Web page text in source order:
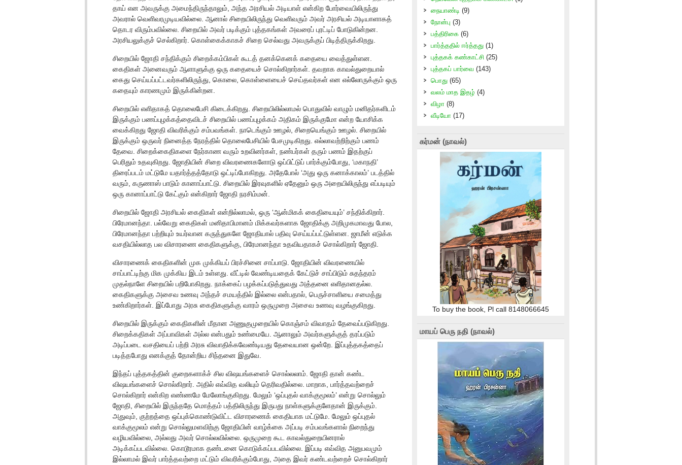
தாய் என அவருக்கு அமைந்திருந்தாலும், அந்த அரசியல் அடியாள் என்கிற போர்வையிலிருந்து
அவரால் வெளிவரமுடியவில்லை. ஆனால் சிறையிலிருந்து வெளிவரும் அவர் அரசியல் அடியாளாகத்
தொடர விரும்பவில்லை. சிறையில் அவர் படிக்கும் புத்தகங்கள் அவரைப் புரட்டிப் போடுகின்றன.
அரசியலுக்குச் செல்கிறார். கொள்கைக்காகச் சிறை செல்வது அவருக்குப் பிடித்திருக்கிறது.
சிறையில் ஜோதி சந்திக்கும் சிறைக்கம்பிகள் கூடத் தனக்கெனக் கதையை வைத்துள்ளன.
கைதிகள் அனைவரும் ஆளாளுக்கு ஒரு கதையைச் சொல்கிறார்கள். தவறாக காவல்துறையால்
கைது செய்யப்பட்டவர்களிலிருந்து, கொலை, கொள்ளையைச் செய்தவர்கள் என எல்லோருக்கும் ஒரு
கதையும் காரணமும் இருக்கின்றன.
சிறையில் எளிதாகத் தொலைபேசி கிடைக்கிறது. சிறையிலில்லாமல் பொதுவில் வாழும் மனிதர்களிடம்
இருக்கும் பணப்புழக்கத்தைவிடச் சிறையில் பணப்புழக்கம் அதிகம் இருக்குமோ என்ற யோசிக்க
வைக்கிறது ஜோதி விவரிக்கும் சம்பவங்கள். நாடெங்கும் ஊழல், சிறையெங்கும் ஊழல். சிறையில்
இருக்கும் ஒருவர் நினைத்த நேரத்தில் தொலைபேசியில் பேசமுடிகிறது. எல்லாவற்றிற்கும் பணம்
தேவை. சிறைக்கைதிகளை நேர்காண வரும் உறவினர்கள், நண்பர்கள் தரும் பணம் இதற்குப்
பெரிதும் உதவுகிறது. ஜோதியின் சிறை விவரணைகளோடு ஒப்பிட்டுப் பார்க்கும்போது, ‘மகாநதி’
திரைப்படம் மட்டுமே யதார்த்தத்தோடு ஒட்டிப்போகிறது. அதேபோல் ‘அது ஒரு கனாக்காலம்’ படத்தில்
வரும், கருணாஸ் பாடும் கானாப்பாட்டு. சிறையில் இரவுகளில் ஏதேனும் ஒரு அறையிலிருந்து எப்படியும்
ஒரு கானாப்பாட்டு கேட்கும் என்கிறார் ஜோதி நரசிம்மன்.
சிறையில் ஜோதி அரசியல் கைதிகள் என்றில்லாமல், ஒரு ‘ஆன்மிகக் கைதியையும்’ சந்திக்கிறார்.
பிரேமானந்தா. பல்வேறு கைதிகள் மனிதாபிமானம் மிக்கவர்களாக ஜோதிக்கு அறிமுகமாவது போல,
பிரேமானந்தா பற்றியும் உயர்வான கருத்துகளே ஜோதியால் பதிவு செய்யப்பட்டுள்ளன. ஜாமீன் எடுக்க
வசதியில்லாத பல விசாரணை கைதிகளுக்கு, பிரேமானந்தா உதவியதாகச் சொல்கிறார் ஜோதி.
விசாரணைக் கைதிகளின் முக முக்கியப் பிரச்சினை சாப்பாடு. ஜோதியின் விவரணையில்
சாப்பாட்டிற்கு மிக முக்கிய இடம் உள்ளது. வீட்டில் வேண்டியதைக் கேட்டுச் சாப்பிடும் சுதந்தரம்
முதல்நாளே சிறையில் பறிபோகிறது. நாக்கைப் பழக்கப்படுத்துவது அத்தனை எளிதானதல்ல.
கைதிகளுக்கு அசைவ உணவு அந்தச் சமயத்தில் இல்லை என்பதால், பெருச்சாளியை சமைத்து
உண்கிறார்கள். இப்போது அரசு கைதிகளுக்கு வாரம் ஒருமுறை அசைவ உணவு வழங்குகிறது.
சிறையில் இருக்கும் கைதிகளின் மீதான அணுகுமுறையில் கொஞ்சம் விவாதம் தேவைப்படுகிறது.
சிறைக்கதிகள் அப்பாவிகள் அல்ல என்பதும் உண்மையே. ஆனாலும் அவர்களுக்குத் தரப்படும்
அடிப்படை வசதியைப் பற்றி அரசு விவாதிக்கவேண்டியது தேவையான ஒன்றே. இப்புத்தகத்தைப்
படித்தபோது எனக்குத் தோன்றிய சிந்தனை இதுவே.
இந்தப் புத்தகத்தின் குறைகளாக்ச் சில விஷயங்களைச் சொல்லலாம். ஜோதி தான் கண்ட
விஷயங்களைச் சொல்கிறார். அதில் எவ்வித வலியும் தெரிவதில்லை. மாறாக, பார்த்தவற்றைச்
சொல்கிறார் என்கிற எண்ணமே மேலோங்குகிறது. மேலும் ‘ஒப்புதல் வாக்குமூலம்’ என்று சொல்லும்
ஜோதி, சிறையில் இருந்ததே மொத்தம் பத்திலிருந்து இருபது நாள்களுக்குளேதான் இருக்கும்.
அதுவும், குற்றத்தை ஒப்புக்கொண்டுவிட்ட விசாரணைக் கைதியாக மட்டுமே. மேலும் ஒப்புதல்
வாக்குமூலம் என்று சொல்லுமளவிற்கு ஜோதியின் வாழ்க்கை அப்படி சம்பவங்களால் நிறைந்து
வழியவில்லை, அல்லது அவர் சொல்லவில்லை. ஒருமுறை கூட காவல்துறையினரால்
அடிக்கப்படவில்லை. கொடூரமாக தண்டனை கொடுக்கப்படவில்லை. இப்படி எவ்வித அனுபவமும்
இல்லாமல் இவர் பார்த்தவற்றை மட்டும் விவரிக்கும்போது, அதை இவர் கண்டவற்றைச் சொல்கிறார்
நையாண்டி (9)
நோன்பு (3)
பத்திரிகை (6)
பார்த்ததில் ஈர்த்தது (1)
புத்தகக் கண்காட்சி (25)
புத்தகப் பார்வை (143)
பொது (65)
வலம் மாத இதழ் (4)
விழா (8)
வீடியோ (17)
கர்மன் (நாவல்)
To buy the book, Pl call 8148066645
மாயப் பெரு நதி (நாவல்)